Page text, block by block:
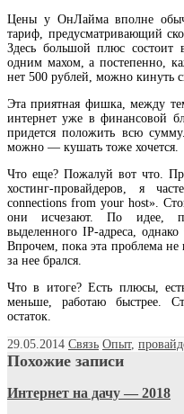
Цены у ОнЛайма вполне
тариф, предусматривающий
Здесь большой плюс
одним махом, а постепенно,
нет 500 рублей, можно кинуть
Эта приятная фишка, между
интернет уже в финансовой
придется положить всю
можно — кушать тоже хочется.
Что еще? Пожалуй вот что.
хостинг-провайдеров, я
connections from your host».
они исчезают. По идее,
выделенного IP-адреса,
Впрочем, пока эта проблема не
за нее брался.
Что в итоге? Есть плюсы,
меньше, работаю быстрее.
остаток.
29.05.2014 Связь Опыт,
Похожие записи
Интернет на дачу — 2018